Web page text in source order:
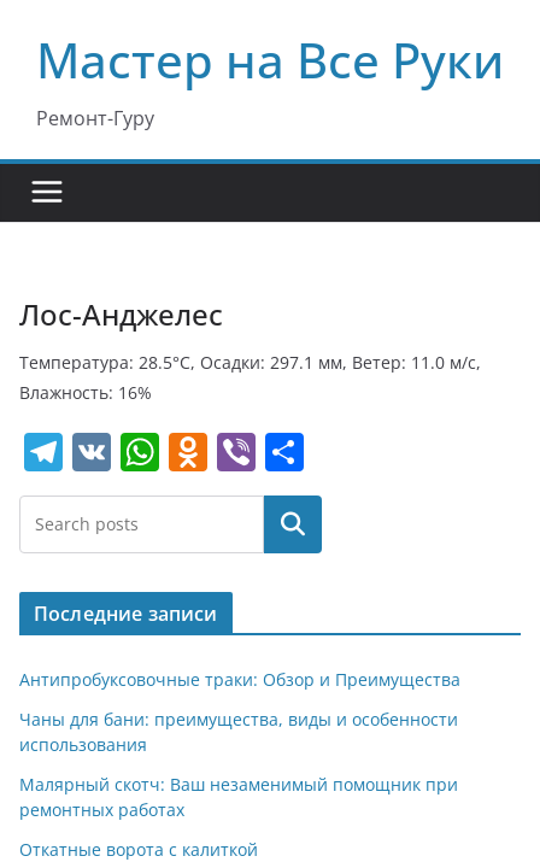
содержимому
Мастер на Все Руки
Ремонт-Гуру
Лос-Анджелес
Температура: 28.5°C, Осадки: 297.1 мм, Ветер: 11.0 м/с,
Влажность: 16%
T
el
e
gr
a
m
V
K
W
h
s
A
p
p
O
d
o
kl
a
ss
ni
Vi
b
er
т
п
р
в
и
т
Поиск
Последние записи
Антипробуксовочные траки: Обзор и Преимущества
Чаны для бани: преимущества, виды и особенности
использования
Малярный скотч: Ваш незаменимый помощник при
ремонтных работах
Откатные ворота с калиткой